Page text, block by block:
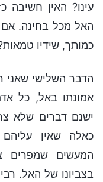
עינו? האין חשיבה
האל מכל בחינה. אם
כמותך, שידיו
הדבר השלישי שאני
אמונתו באל, כל
ישנם דברים שלא
כאלה שאין
המעשים שמפרים
בצביונו של האל.